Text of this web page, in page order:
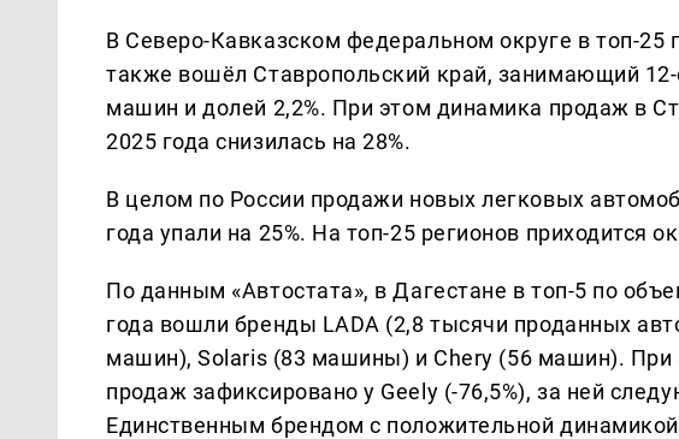
В Северо-Кавказском федеральном округе в топ-
также вошёл Ставропольский край, занимающий
машин и долей 2,2%. При этом динамика продаж в
2025 года снизилась на 28%.
В целом по России продажи новых легковых
года упали на 25%. На топ-25 регионов приходится
По данным «Автостата», в Дагестане в топ-5 по
года вошли бренды LADA (2,8 тысячи проданных
машин), Solaris (83 машины) и Chery (56 машин). При
продаж зафиксировано у Geely (-76,5%), за ней
Единственным брендом с положительной